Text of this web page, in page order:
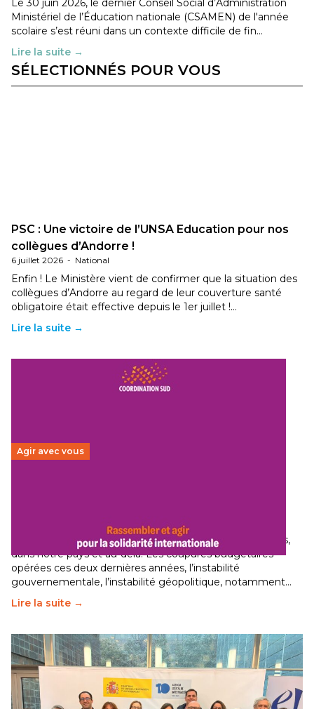
Le 30 juin 2026, le dernier Conseil Social d’Administration
Ministériel de l’Éducation nationale (CSAMEN) de l'année
scolaire s’est réuni dans un contexte difficile de fin…
Lire la suite →
SÉLECTIONNÉS POUR VOUS
PSC : Une victoire de l’UNSA Education pour nos
collègues d’Andorre !
6 juillet 2026 - National
Enfin ! Le Ministère vient de confirmer que la situation des
collègues d’Andorre au regard de leur couverture santé
obligatoire était effective depuis le 1er juillet !…
Lire la suite →
Agir avec vous
Le secteur humanitaire connaît des difficultés profondes,
dans notre pays et au-delà. Les coupures budgétaires
opérées ces deux dernières années, l’instabilité
gouvernementale, l’instabilité géopolitique, notamment…
Lire la suite →